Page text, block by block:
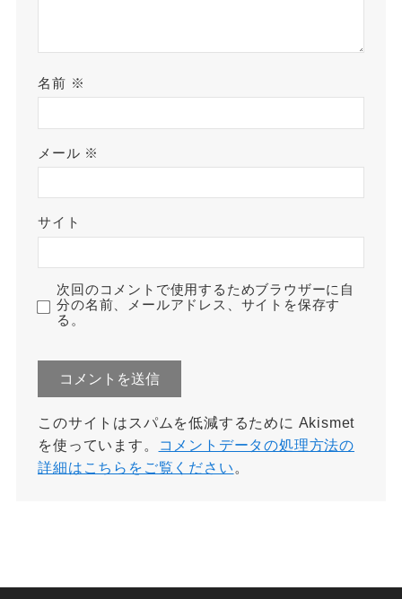
名前 ※
メール ※
サイト
次回のコメントで使用するためブラウザーに自
分の名前、メールアドレス、サイトを保存す
る。
このサイトはスパムを低減するために Akismet
を使っています。
コメントデータの処理方法の
詳細はこちらをご覧ください 。